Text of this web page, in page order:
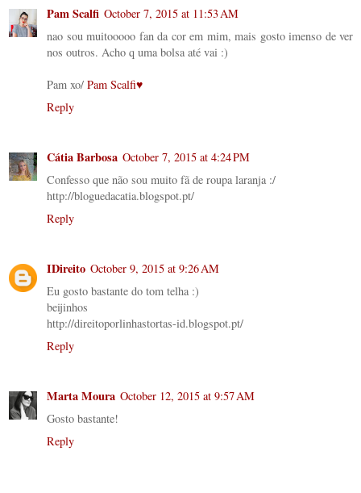
Pam Scalfi October 7, 2015 at 11:53 AM
nao sou muitooooo fan da cor em mim, mais gosto imenso de ver
nos outros. Acho q uma bolsa até vai :)
Pam xo/ Pam Scalfi♥
Reply
Cátia Barbosa October 7, 2015 at 4:24 PM
Confesso que não sou muito fã de roupa laranja :/
http://bloguedacatia.blogspot.pt/
Reply
IDireito October 9, 2015 at 9:26 AM
Eu gosto bastante do tom telha :)
beijinhos
http://direitoporlinhastortas-id.blogspot.pt/
Reply
Marta Moura October 12, 2015 at 9:57 AM
Gosto bastante!
Reply